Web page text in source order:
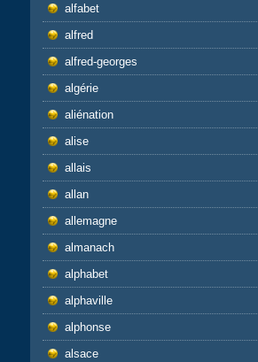
alfabet
alfred
alfred-georges
algérie
aliénation
alise
allais
allan
allemagne
almanach
alphabet
alphaville
alphonse
alsace